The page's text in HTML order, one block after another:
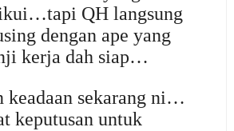
QH langsung
dengan ape yang
kerja dah siap…
keadaan sekarang ni…
keputusan untuk